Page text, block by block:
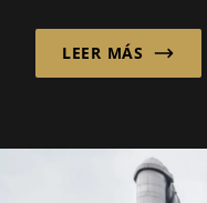
combinando
con un modelo
LEER MÁS